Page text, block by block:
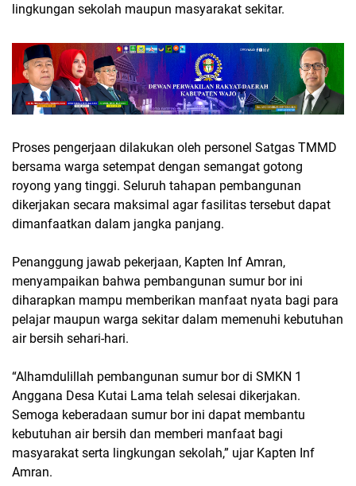
lingkungan sekolah maupun masyarakat sekitar.
Proses pengerjaan dilakukan oleh personel Satgas TMMD
bersama warga setempat dengan semangat gotong
royong yang tinggi. Seluruh tahapan pembangunan
dikerjakan secara maksimal agar fasilitas tersebut dapat
dimanfaatkan dalam jangka panjang.
Penanggung jawab pekerjaan, Kapten Inf Amran,
menyampaikan bahwa pembangunan sumur bor ini
diharapkan mampu memberikan manfaat nyata bagi para
pelajar maupun warga sekitar dalam memenuhi kebutuhan
air bersih sehari-hari.
“Alhamdulillah pembangunan sumur bor di SMKN 1
Anggana Desa Kutai Lama telah selesai dikerjakan.
Semoga keberadaan sumur bor ini dapat membantu
kebutuhan air bersih dan memberi manfaat bagi
masyarakat serta lingkungan sekolah,” ujar Kapten Inf
Amran.